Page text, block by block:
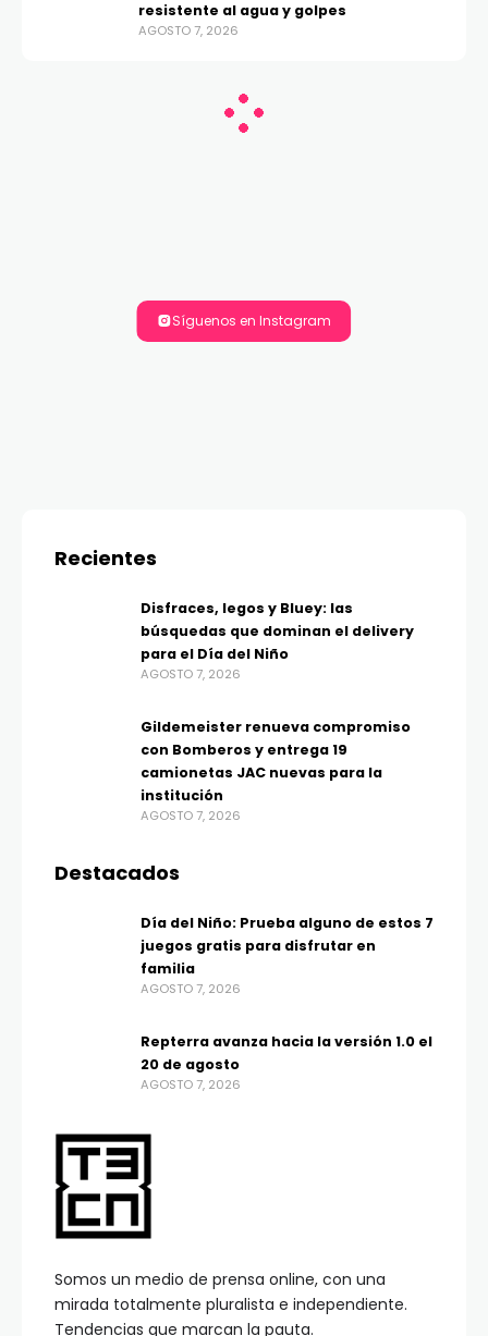
resistente al agua y golpes
AGOSTO 7, 2026
Síguenos en Instagram
Somos un medio de prensa online, con una
mirada totalmente pluralista e independiente.
Tendencias que marcan la pauta.
Recientes
Disfraces, legos y Bluey: las
búsquedas que dominan el delivery
para el Día del Niño
AGOSTO 7, 2026
Gildemeister renueva compromiso
con Bomberos y entrega 19
camionetas JAC nuevas para la
institución
AGOSTO 7, 2026
Destacados
Día del Niño: Prueba alguno de estos 7
juegos gratis para disfrutar en
familia
AGOSTO 7, 2026
Repterra avanza hacia la versión 1.0 el
20 de agosto
AGOSTO 7, 2026